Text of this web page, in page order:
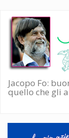
Salta
contenuto
principale
Jacopo Fo:
quello che gli